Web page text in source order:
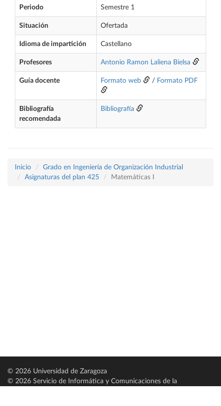
Periodo Semestre 1
Situación Ofertada
Idioma de impartición Castellano
Profesores Antonio Ramon Laliena Bielsa
Guía docente Formato web / Formato PDF
Bibliografía
recomendada
Bibliografía
Inicio
Grado en Ingeniería de Organización Industrial
Asignaturas del plan 425
Matemáticas I
© 2026 Universidad de Zaragoza
© 2026 Servicio de Informática y Comunicaciones de la